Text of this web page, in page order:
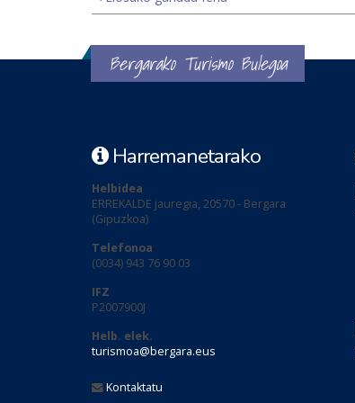
Bergarako Turismo Bulegoa
Harremanetarako
Helbidea
ERREKALDE jauregia, 20570 - Bergara
(Gipuzkoa)
Telefonoa
(0034) 943 76 90 03
IFZ
P2007900J
Helb. elek.
turismoa@bergara.eus
Kontaktatu